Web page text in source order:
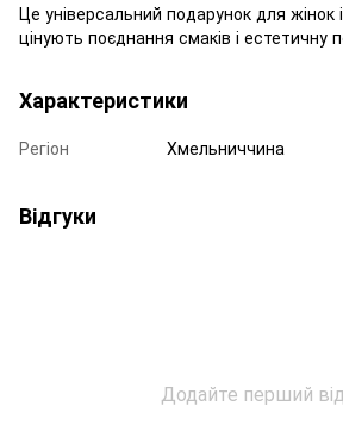
Це універсальний подарунок для жінок і
цінують поєднання смаків і естетичну
Характеристики
Регіон Хмельниччина
Відгуки
Додайте перший